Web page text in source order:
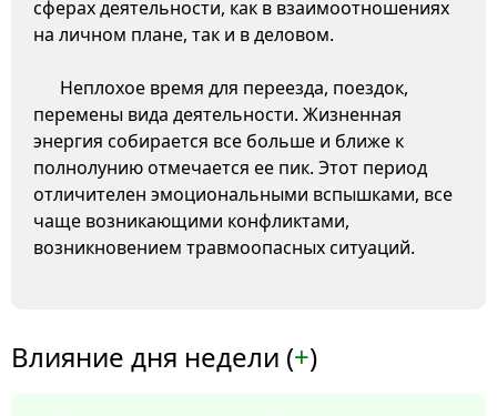
сферах деятельности, как в взаимоотношениях
на личном плане, так и в деловом.
Неплохое время для переезда, поездок,
перемены вида деятельности. Жизненная
энергия собирается все больше и ближе к
полнолунию отмечается ее пик. Этот период
отличителен эмоциональными вспышками, все
чаще возникающими конфликтами,
возникновением травмоопасных ситуаций.
Влияние дня недели (+)